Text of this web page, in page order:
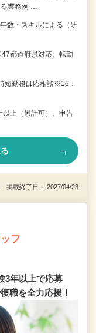
業務例 …
数・スキルによる（研
都道府県対応、転勤
短勤務は応相談※16：
以上（累計可）、申告
掲載終了日： 2027/04/23
フ
3年以上で応募
職を全⼒応援！